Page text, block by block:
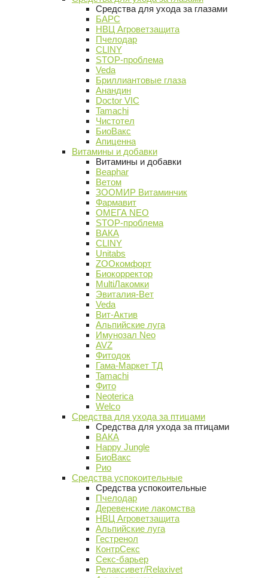
Средства для ухода за глазами
БАРС
НВЦ Агроветзащита
Пчелодар
CLINY
STOP-проблема
Veda
Бриллиантовые глаза
Анандин
Doctor VIC
Tamachi
Чистотел
БиоВакс
Апиценна
Витамины и добавки
Витамины и добавки
Beaphar
Ветом
ЗООМИР Витаминчик
Фармавит
ОМЕГА NEO
STOP-проблема
ВАКА
CLINY
Unitabs
ZOOкомфорт
Биокорректор
MultiЛакомки
Эвиталия-Вет
Veda
Вит-Актив
Альпийские луга
Имунозал Neo
AVZ
Фитодок
Гама-Маркет ТД
Tamachi
Фито
Neoterica
Welco
Средства для ухода за птицами
Средства для ухода за птицами
ВАКА
Happy Jungle
БиоВакс
Рио
Средства успокоительные
Средства успокоительные
Пчелодар
Деревенские лакомства
НВЦ Агроветзащита
Альпийские луга
Гестренол
КонтрСекс
Секс-барьер
Релаксивет/Relaxivet